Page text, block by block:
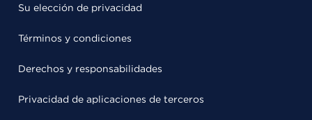
Su elección de privacidad
Términos y condiciones
Derechos y responsabilidades
Privacidad de aplicaciones de terceros